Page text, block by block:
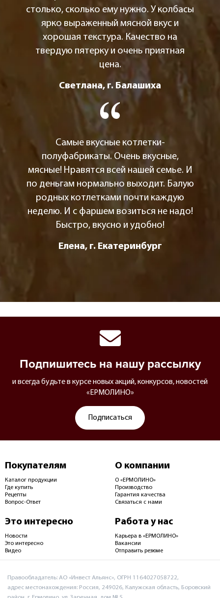
столько, сколько ему нужно. У колбасы
ярко выраженный мясной вкус и
хорошая текстура. Качество на
твердую пятерку и очень приятная
цена.
Светлана, г. Балашиха
Самые вкусные котлетки-
полуфабрикаты. Очень вкусные,
мясные! Нравятся всей нашей семье. И
по деньгам нормально выходит. Балую
родных котлетками почти каждую
неделю. И с фаршем возиться не надо!
Быстро, вкусно и удобно!
Елена, г. Екатеринбург
Подпишитесь на нашу рассылку
и всегда будьте в курсе новых акций, конкурсов, новостей
«ЕРМОЛИНО»
Подписаться
Покупателям
Каталог продукции
Где купить
Рецепты
Вопрос-Ответ
О компании
О «ЕРМОЛИНО»
Производство
Гарантия качества
Связаться с нами
Это интересно
Новости
Это интересно
Видео
Работа у нас
Карьера в «ЕРМОЛИНО»
Вакансии
Отправить резюме
Правообладатель: АО «Инвест Альянс», ОГРН 1164027058722,
адрес местонахождения: Россия, 249026, Калужская область, Боровский